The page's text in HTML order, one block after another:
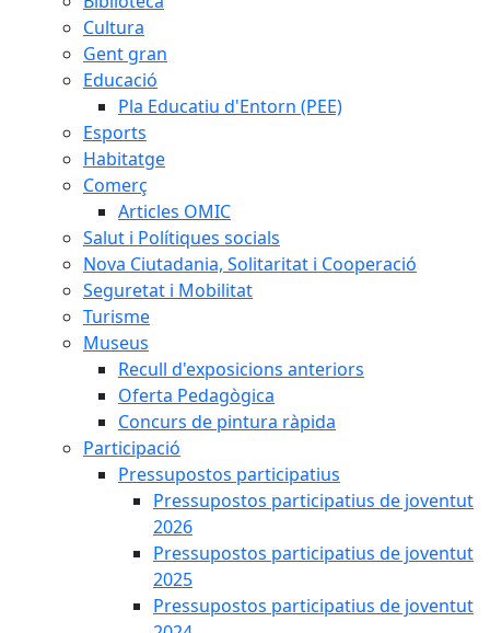
Cultura
Gent gran
Educació
Pla Educatiu d'Entorn (PEE)
Esports
Habitatge
Comerç
Articles OMIC
Salut i Polítiques socials
Nova Ciutadania, Solitaritat i Cooperació
Seguretat i Mobilitat
Turisme
Museus
Recull d'exposicions anteriors
Oferta Pedagògica
Concurs de pintura ràpida
Participació
Pressupostos participatius
Pressupostos participatius de joventut
2026
Pressupostos participatius de joventut
2025
Pressupostos participatius de joventut